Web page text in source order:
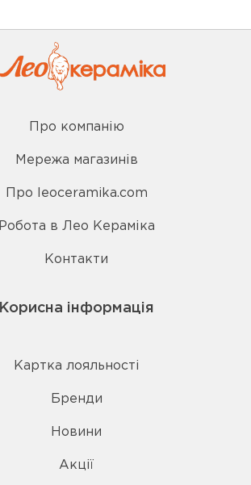
Про компанію
Мережа магазинів
Про leoceramika.com
Робота в Лео Кераміка
Контакти
Корисна інформація
Картка лояльності
Бренди
Новини
Акції